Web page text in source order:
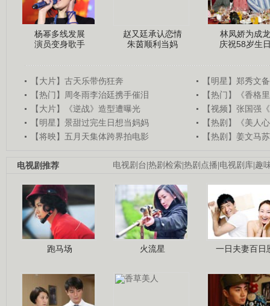
杨幂多线发展
演员变身歌手
赵又廷承认恋情
朱茵顺利当妈
林凤娇为成龙
庆祝58岁生
【大片】古天乐带伤狂奔
【明星】郑秀文
【热门】周冬雨李治廷携手催泪
【热门】《香格
【大片】《逆战》造型遭曝光
【视频】张国强
【明星】景甜过完生日想当妈妈
【热剧】《美人
【将映】五月天集体跨界拍电影
【热剧】姜文马
电视剧台|热剧检索|热剧点播|电视剧库|趣
电视剧推荐
跑马场 火流星 一日夫妻百日